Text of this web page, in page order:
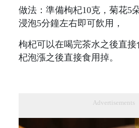
做法：準備枸杞10克，菊花5
浸泡5分鐘左右即可飲用，
枸杞可以在喝完茶水之後直
杞泡漲之後直接食用掉。
Advertisements